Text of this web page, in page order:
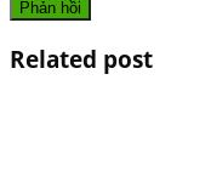
Related post